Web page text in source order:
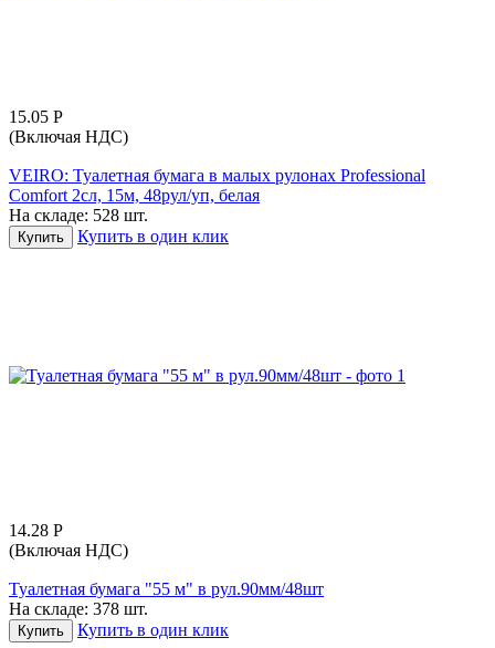
15.05 Р
(Включая НДС)
VEIRO: Туалетная бумага в малых рулонах Professional
Comfort 2сл, 15м, 48рул/уп, белая
На складе: 528 шт.
Купить Купить в один клик
14.28 Р
(Включая НДС)
Туалетная бумага "55 м" в рул.90мм/48шт
На складе: 378 шт.
Купить Купить в один клик